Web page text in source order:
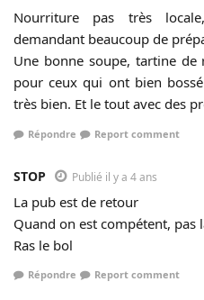
Nourriture pas très
demandant beaucoup de
Une bonne soupe, tartine
pour ceux qui ont bien
très bien. Et le tout avec des
Répondre Report comment
STOP Publié il y a 4 ans
La pub est de retour
Quand on est compétent, pas
Ras le bol
Répondre Report comment